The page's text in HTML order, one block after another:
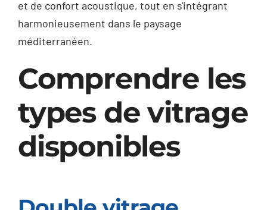
et de confort acoustique, tout en s'intégrant
harmonieusement dans le paysage
méditerranéen.
Comprendre les
types de vitrage
disponibles